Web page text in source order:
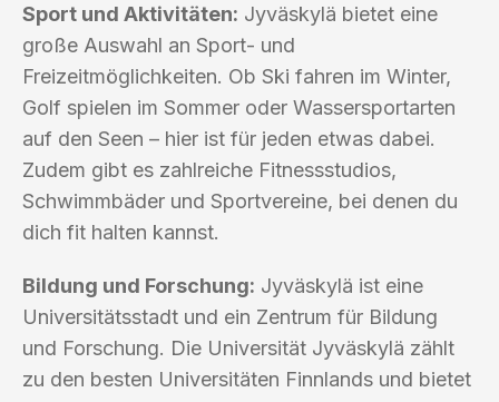
Sport und Aktivitäten: Jyväskylä bietet eine
große Auswahl an Sport- und
Freizeitmöglichkeiten. Ob Ski fahren im Winter,
Golf spielen im Sommer oder Wassersportarten
auf den Seen – hier ist für jeden etwas dabei.
Zudem gibt es zahlreiche Fitnessstudios,
Schwimmbäder und Sportvereine, bei denen du
dich fit halten kannst.
Bildung und Forschung: Jyväskylä ist eine
Universitätsstadt und ein Zentrum für Bildung
und Forschung. Die Universität Jyväskylä zählt
zu den besten Universitäten Finnlands und bietet